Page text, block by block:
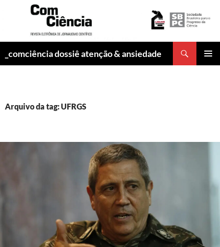
_comciência dossiê atenção & ansiedade
Arquivo da tag: UFRGS